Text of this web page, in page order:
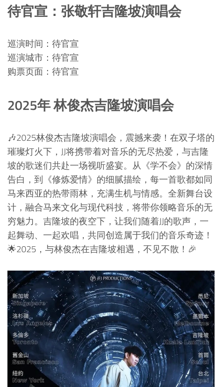
待官宣：张敬轩吉隆坡演唱会
巡演时间：待官宣
巡演城市：待官宣
购票页面：待官宣
2025年 林俊杰吉隆坡演唱会
🎶2025林俊杰吉隆坡演唱会，震撼来袭！在双子塔的
璀璨灯火下，JJ将携带着对音乐的无尽热爱，与吉隆
坡的歌迷们共赴一场视听盛宴。从《学不会》的深情
告白，到《修炼爱情》的细腻描绘，每一首歌都如同
马来西亚的热带雨林，充满生机与情感。全新舞台设
计，融合马来文化与现代科技，将带你领略音乐的无
穷魅力。吉隆坡的夜空下，让我们随着JJ的歌声，一
起舞动、一起欢唱，共同创造属于我们的音乐奇迹！
🌟2025，与林俊杰在吉隆坡相遇，不见不散！🎉